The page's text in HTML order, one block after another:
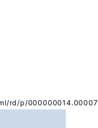
rd/p/